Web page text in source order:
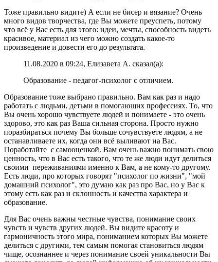
Тоже правильно видите) А если не бисер и вязание? Очень
много видов творчества, где Вы можете преуспеть, потому
что всё у Вас есть для этого: идеи, мечты, способность видеть
красивое, материал из чего можно создать какое-то
произведение и довести его до результата.
11.08.2020 в 09:24, Елизавета А. сказал(а):
Образование - педагог-психолог с отличием.
Образование тоже выбрано правильно. Вам как раз и надо
работать с людьми, детьми в помогающих профессиях. То, что
Вы очень хорошо чувствуете людей и понимаете - это очень
здорово, это как раз Ваша сильная сторона. Просто нужно
поразбираться почему Вы больше сочувствуете людям, а не
останавливаете их, когда они всё выливают на Вас.
Поработайте с самооценкой. Вам очень важно понимать свою
ценность, что в Вас есть такого, что те же люди идут делиться
своими переживаниями именно к Вам, а не кому-то другому.
Есть люди, про которых говорят "психолог по жизни", "мой
домашний психолог", это думаю как раз про Вас, но у Вас к
этому есть как раз и склонность и качества характера и
образование.
Для Вас очень важны честные чувства, понимание своих
чувств и чувств других людей. Вы видите красоту и
гармоничность этого мира, пониманием которых Вы можете
делиться с другими, тем самым помогая становиться людям
чище, осознаннее и через понимание своей уникальности Вы